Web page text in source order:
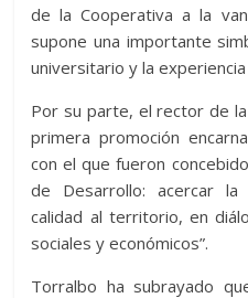
de la Cooperativa a la
supone una importante
universitario y la
Por su parte, el rector de
primera promoción
con el que fueron
de Desarrollo: acercar la
calidad al territorio, en
sociales y económicos”.
Torralbo ha subrayado